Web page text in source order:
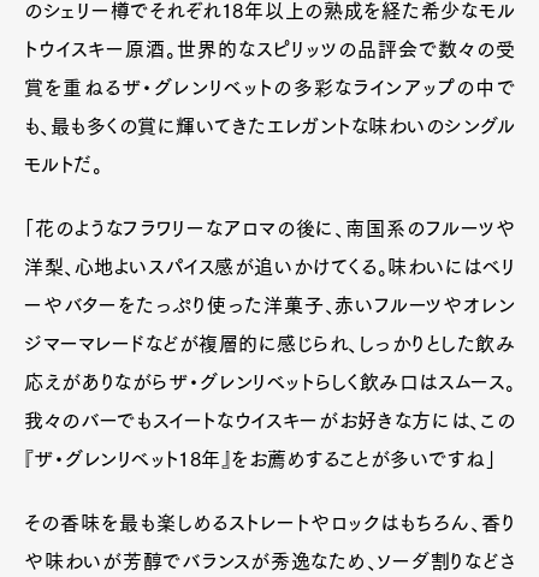
のシェリー樽でそれぞれ18年以上の熟成を経た希少なモル
トウイスキー原酒。世界的なスピリッツの品評会で数々の受
賞を重ねるザ・グレンリベットの多彩なラインアップの中で
も、最も多くの賞に輝いてきたエレガントな味わいのシングル
モルトだ。
「花のようなフラワリーなアロマの後に、南国系のフルーツや
洋梨、心地よいスパイス感が追いかけてくる。味わいにはベリ
ーやバターをたっぷり使った洋菓子、赤いフルーツやオレン
ジマーマレードなどが複層的に感じられ、しっかりとした飲み
応えがありながらザ・グレンリベットらしく飲み口はスムース。
我々のバーでもスイートなウイスキーがお好きな方には、この
『ザ・グレンリベット18年』をお薦めすることが多いですね」
その香味を最も楽しめるストレートやロックはもちろん、香り
や味わいが芳醇でバランスが秀逸なため、ソーダ割りなどさ